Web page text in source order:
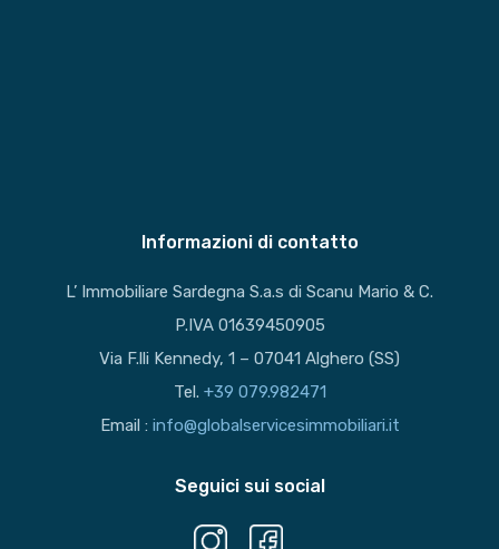
Informazioni di contatto
L’ Immobiliare Sardegna S.a.s di Scanu Mario & C.
P.IVA 01639450905
Via F.lli Kennedy, 1 – 07041 Alghero (SS)
Tel. +39 079.982471
Email : info@globalservicesimmobiliari.it
Seguici sui social